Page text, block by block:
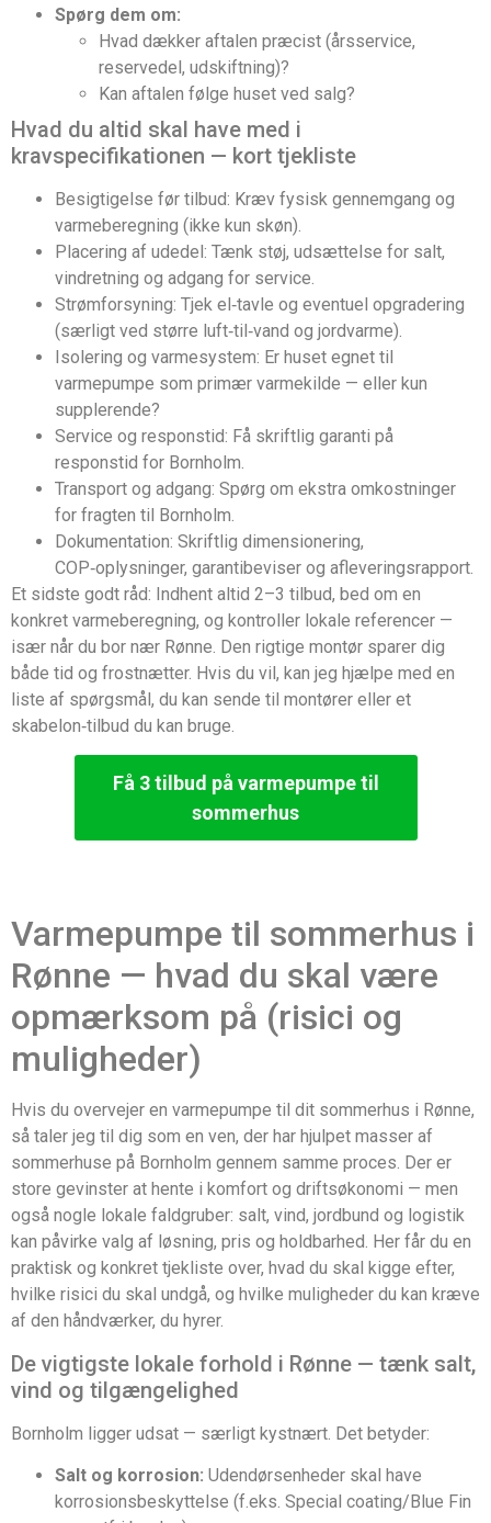
Spørg dem om:
Hvad dækker aftalen præcist (årsservice,
reservedel, udskiftning)?
Kan aftalen følge huset ved salg?
Hvad du altid skal have med i
kravspecifikationen — kort tjekliste
Besigtigelse før tilbud: Kræv fysisk gennemgang og
varmeberegning (ikke kun skøn).
Placering af udedel: Tænk støj, udsættelse for salt,
vindretning og adgang for service.
Strømforsyning: Tjek el‑tavle og eventuel opgradering
(særligt ved større luft‑til‑vand og jordvarme).
Isolering og varmesystem: Er huset egnet til
varmepumpe som primær varmekilde — eller kun
supplerende?
Service og responstid: Få skriftlig garanti på
responstid for Bornholm.
Transport og adgang: Spørg om ekstra omkostninger
for fragten til Bornholm.
Dokumentation: Skriftlig dimensionering,
COP‑oplysninger, garantibeviser og afleveringsrapport.
Et sidste godt råd: Indhent altid 2–3 tilbud, bed om en
konkret varmeberegning, og kontroller lokale referencer —
især når du bor nær Rønne. Den rigtige montør sparer dig
både tid og frostnætter. Hvis du vil, kan jeg hjælpe med en
liste af spørgsmål, du kan sende til montører eller et
skabelon‑tilbud du kan bruge.
Få 3 tilbud på varmepumpe til
sommerhus
Varmepumpe til sommerhus i
Rønne — hvad du skal være
opmærksom på (risici og
muligheder)
Hvis du overvejer en varmepumpe til dit sommerhus i Rønne,
så taler jeg til dig som en ven, der har hjulpet masser af
sommerhuse på Bornholm gennem samme proces. Der er
store gevinster at hente i komfort og driftsøkonomi — men
også nogle lokale faldgruber: salt, vind, jordbund og logistik
kan påvirke valg af løsning, pris og holdbarhed. Her får du en
praktisk og konkret tjekliste over, hvad du skal kigge efter,
hvilke risici du skal undgå, og hvilke muligheder du kan kræve
af den håndværker, du hyrer.
De vigtigste lokale forhold i Rønne — tænk salt,
vind og tilgængelighed
Bornholm ligger udsat — særligt kystnært. Det betyder:
Salt og korrosion: Udendørsenheder skal have
korrosionsbeskyttelse (f.eks. Special coating/Blue Fin